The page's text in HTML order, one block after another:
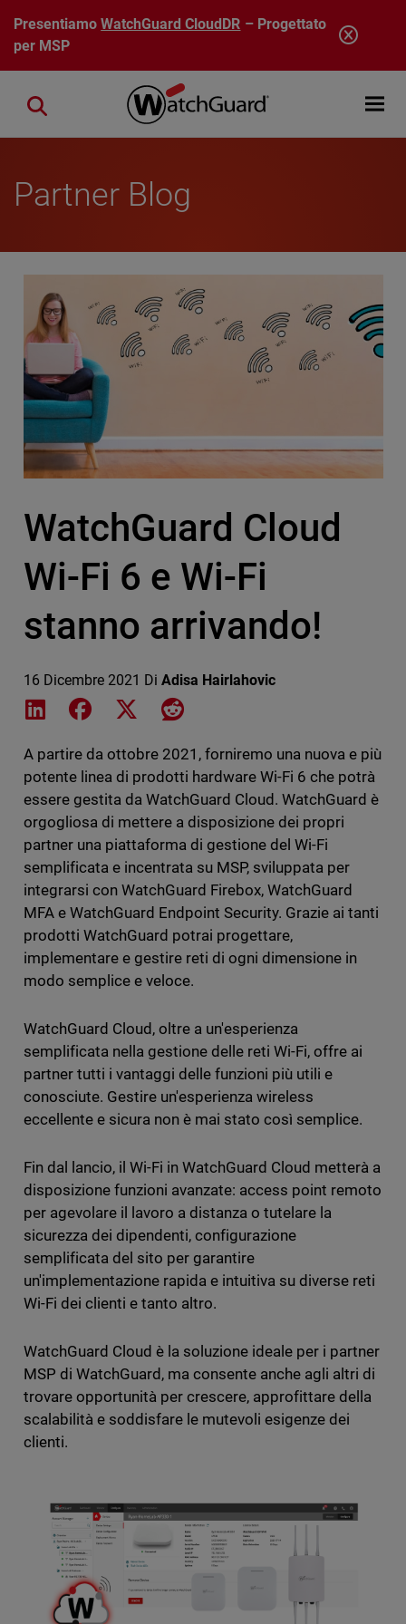
Salta al contenuto principale
PresentiamoWatchGuard CloudDR – Progettato
per MSP
Open
Close search
Partner Blog
WatchGuard Cloud
Wi-Fi 6 e Wi-Fi
stanno arrivando!
16 Dicembre 2021 Di Adisa Hairlahovic
Share on LinkedIn
Share on Facebook
Share on XShare on Reddit
A partire da ottobre 2021, forniremo una nuova e più
potente linea di prodotti hardware Wi-Fi 6 che potrà
essere gestita da WatchGuard Cloud. WatchGuard è
orgogliosa di mettere a disposizione dei propri
partner una piattaforma di gestione del Wi-Fi
semplificata e incentrata su MSP, sviluppata per
integrarsi con WatchGuard Firebox, WatchGuard
MFA e WatchGuard Endpoint Security. Grazie ai tanti
prodotti WatchGuard potrai progettare,
implementare e gestire reti di ogni dimensione in
modo semplice e veloce.
WatchGuard Cloud, oltre a un'esperienza
semplificata nella gestione delle reti Wi-Fi, offre ai
partner tutti i vantaggi delle funzioni più utili e
conosciute. Gestire un'esperienza wireless
eccellente e sicura non è mai stato così semplice.
Fin dal lancio, il Wi-Fi in WatchGuard Cloud metterà a
disposizione funzioni avanzate: access point remoto
per agevolare il lavoro a distanza o tutelare la
sicurezza dei dipendenti, configurazione
semplificata del sito per garantire
un'implementazione rapida e intuitiva su diverse reti
Wi-Fi dei clienti e tanto altro.
WatchGuard Cloud è la soluzione ideale per i partner
MSP di WatchGuard, ma consente anche agli altri di
trovare opportunità per crescere, approfittare della
scalabilità e soddisfare le mutevoli esigenze dei
clienti.